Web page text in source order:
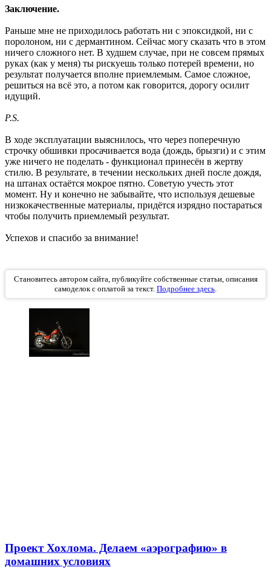
Заключение.
Раньше мне не приходилось работать ни с эпоксидкой, ни с
поролоном, ни с дермантином. Сейчас могу сказать что в этом
ничего сложного нет. В худшем случае, при не совсем прямых
руках (как у меня) ты рискуешь только потерей времени, но
результат получается вполне приемлемым. Самое сложное,
решиться на всё это, а потом как говорится, дорогу осилит
идущий.
P.S.
В ходе эксплуатации выяснилось, что через поперечную
строчку обшивки просачивается вода (дождь, брызги) и с этим
уже ничего не поделать - функционал принесён в жертву
стилю. В результате, в течении нескольких дней после дождя,
на штанах остаётся мокрое пятно. Советую учесть этот
момент. Ну и конечно не забывайте, что используя дешевые
низкокачественные материалы, придётся изрядно постараться
чтобы получить приемлемый результат.
Успехов и спасибо за внимание!
Становитесь автором сайта, публикуйте собственные статьи, описания
самоделок с оплатой за текст. Подробнее здесь.
Проект Хохлома. Делаем «аэрографию» в
домашних условиях